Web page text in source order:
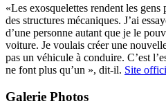
«Les exosquelettes rendent les
des structures mécaniques. J’ai
d’une personne autant que je le
voiture. Je voulais créer une
pas un véhicule à conduire. C’est
ne font plus qu’un », dit-il. Site
Galerie Photos